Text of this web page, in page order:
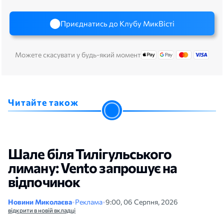
Приєднатись до Клубу МикВісті
Можете скасувати у будь-який момент
Читайте також
Шале біля Тилігульського
лиману: Vento запрошує на
відпочинок
Новини Миколаєва•Реклама•9:00, 06 Серпня, 2026
відкрити в новій вкладці